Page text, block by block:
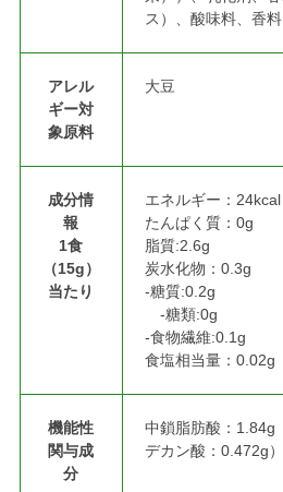
ス）、酸味料、香
アレル
ギー対
象原料
大豆
成分情
報
1食
（15g）
当たり
エネルギー：24kcal
たんぱく質：0g
脂質:2.6g
炭水化物：0.3g
‐糖質:0.2g
‐糖類:0g
‐食物繊維:0.1g
食塩相当量：0.02g
機能性
関与成
分
中鎖脂肪酸：1.84g
デカン酸：0.472g